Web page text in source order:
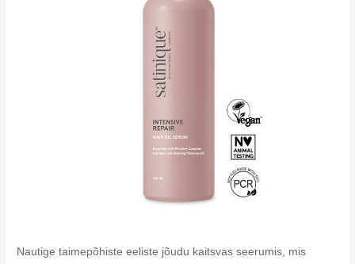
Nautige taimepõhiste eeliste jõudu kaitsvas seerumis, mis